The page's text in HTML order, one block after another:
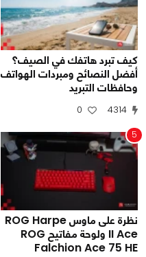
كيف تبرد هاتفك في الصيف؟
أفضل النصائح ومبردات الهواتف
وحافظات التبريد
4314
0
5
نظرة على ماوس ROG Harpe
II Ace ولوحة مفاتيح ROG
Falchion Ace 75 HE